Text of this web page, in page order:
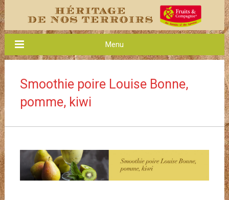
Menu
Smoothie poire Louise Bonne,
pomme, kiwi